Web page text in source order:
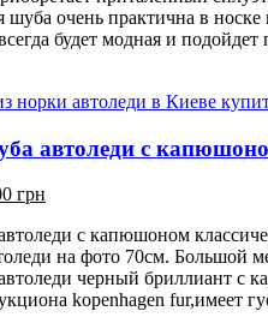
шуба очень практична в
будет модная и
автоледи с
грн
с капюшоном
на фото 70см. Большой
черный бриллиант с
kopenhagen fur,имеет